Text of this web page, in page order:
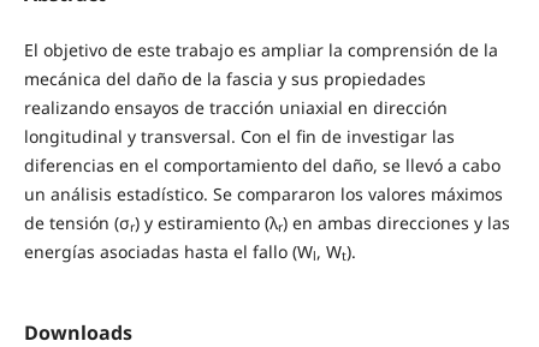
El objetivo de este trabajo es ampliar la comprensión de la
mecánica del daño de la fascia y sus propiedades
realizando ensayos de tracción uniaxial en dirección
longitudinal y transversal. Con el fin de investigar las
diferencias en el comportamiento del daño, se llevó a cabo
un análisis estadístico. Se compararon los valores máximos
de tensión (σr) y estiramiento (λr) en ambas direcciones y las
energías asociadas hasta el fallo (Wl, Wt).
Downloads